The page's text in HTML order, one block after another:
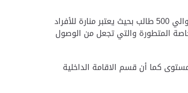
وأشار إلى أنه مع تزايد الطلب على الخدمات المتخصصة عالية الجودة فقد تم تصميم وبناء مركز جديد طبقا للمعايير الدولية ليسع حوالي 500 طالب بحيث يعتبر منارة للأفراد
المتطورة والتي تجعل من الوصول
كما أن قسم الاقامة الداخلية